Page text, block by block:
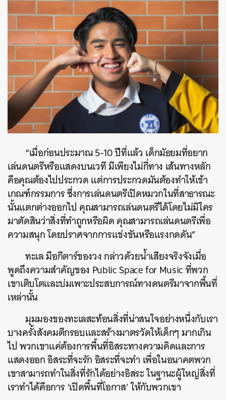
“เมื่อก่อนประมาณ 5-10 ปีที่แล้ว เด็กมัธยมที่อยาก
เล่นดนตรีหรือแสดงบนเวที มีเพียงไม่กี่ทาง เส้นทางหลัก
คือคุณต้องไปประกวด แต่การประกวดมันต้องทำให้เข้า
เกณฑ์กรรมการ ซึ่งการเล่นดนตรีเปิดหมวกในที่สาธารณะ
นั้นแตกต่างออกไป คุณสามารถเล่นดนตรีได้โดยไม่มีใคร
มาตัดสินว่าสิ่งที่ทำถูกหรือผิด คุณสามารถเล่นดนตรีเพื่อ
ความสนุก โดยปราศจากการแข่งขันหรือแรงกดดัน”
ทะเล มือกีตาร์ของวง กล่าวด้วยน้ำเสียงจริงจังเมื่อ
พูดถึงความสำคัญของ Public Space for Music ที่พวก
เขาเติบโตและบ่มเพาะประสบการณ์ทางดนตรีมาจากพื้นที่
เหล่านั้น
มุมมองของทะเลสะท้อนสิ่งที่น่าสนใจอย่างหนึ่งกับเรา
บางครั้งสังคมตีกรอบและสร้างมาตรวัดให้เด็กๆ มากเกิน
ไป พวกเขาแค่ต้องการพื้นที่อิสระทางความคิดและการ
แสดงออก อิสระที่จะรัก อิสระที่จะทำ เพื่อในอนาคตพวก
เขาสามารถทำในสิ่งที่รักได้อย่างอิสระ ในฐานะผู้ใหญ่สิ่งที่
เราทำได้คือการ ‘เปิดพื้นที่โอกาส’ ให้กับพวกเขา